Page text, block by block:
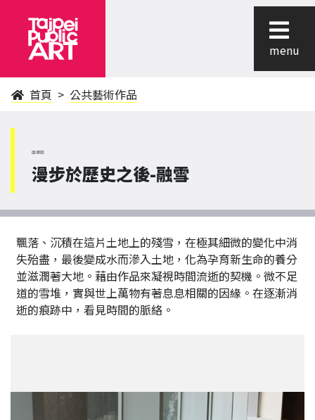
menu
首頁 公共藝術作品
南港區
漫步於歷史之後-融雪
飄落、沉積在這片土地上的殘雪，在極其細微的變化中消
失殆盡，最後變成水而滲入土地，化為孕育新生命的養分
並滋潤著大地。藉由作品來凝視時間流逝的契機。微不足
道的雪堆，實與世上萬物有著息息相關的因緣。在逐漸消
逝的痕跡中，看見時間的脈絡。